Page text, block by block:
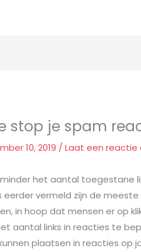
stop je spam
10, 2019 /Laat een reactie
het aantal toegestane
eerder vermeld zijn de
in hoop dat mensen er op
aantal links in reacties te
plaatsen in reacties op